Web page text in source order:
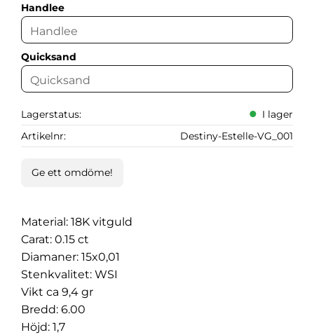
Handlee
Quicksand
Lagerstatus
I lager
Artikelnr
Destiny-Estelle-VG_001
Ge ett omdöme!
Material: 18K vitguld
Carat: 0.15 ct
Diamaner: 15x0,01
Stenkvalitet: WSI
Vikt ca 9,4 gr
Bredd: 6.00
Höjd: 1,7